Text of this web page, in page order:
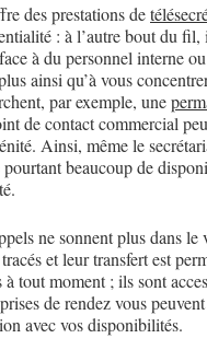
des prestations de
: à l’autre bout du fil,
à du personnel interne
ainsi qu’à vous
par exemple, une
de contact commercial
Ainsi, même le
beaucoup de
ne sonnent plus dans le
et leur transfert est
à tout moment ; ils sont
de rendez vous
avec vos disponibilités.